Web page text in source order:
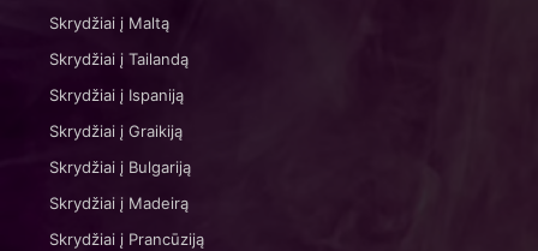
Skrydžiai į Maltą
Skrydžiai į Tailandą
Skrydžiai į Ispaniją
Skrydžiai į Graikiją
Skrydžiai į Bulgariją
Skrydžiai į Madeirą
Skrydžiai į Prancūziją